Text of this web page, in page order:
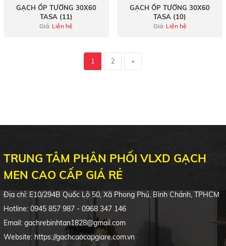
GẠCH ỐP TƯỜNG 30X60
TASA (11)
Giá: Liện hệ
GẠCH ỐP TƯỜNG 30X60
TASA (10)
Giá: Liện hệ
1 2 »
TRUNG TÂM PHÂN PHỐI VLXD GẠCH
MEN CAO CẤP GIÁ RẺ
Địa chỉ: E10/294B Quốc Lộ 50, Xã Phong Phú, Bình Chánh, TPHCM
Hotline: 0945 857 987 - 0968 347 146
Email: gachrebinhtan1828@gmail.com
Website: https://gachcaocapgiare.com.vn